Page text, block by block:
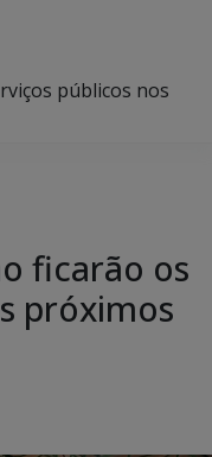
públicos nos
ficarão os
próximos